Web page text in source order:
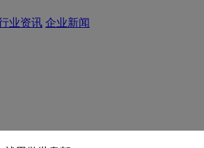
业资讯 企业新闻